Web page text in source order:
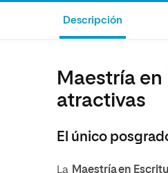
Marketing y
Diseño
Ciencias Sociales y del
Marketing y Comunicación
Descripción
Maestría
atractivas
El único
La Maestría en